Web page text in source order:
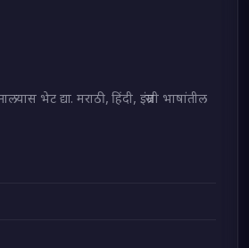
भेट द्या. मराठी, हिंदी, इंग्रजी भाषांतील